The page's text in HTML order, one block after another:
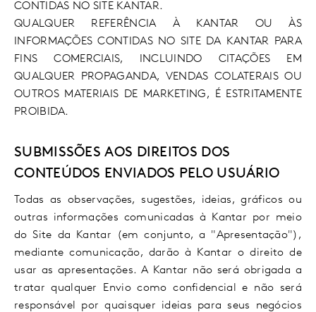
CONTIDAS NO SITE KANTAR.
QUALQUER REFERÊNCIA À KANTAR OU ÀS
INFORMAÇÕES CONTIDAS NO SITE DA KANTAR PARA
FINS COMERCIAIS, INCLUINDO CITAÇÕES EM
QUALQUER PROPAGANDA, VENDAS COLATERAIS OU
OUTROS MATERIAIS DE MARKETING, É ESTRITAMENTE
PROIBIDA.
SUBMISSÕES AOS DIREITOS DOS
CONTEÚDOS ENVIADOS PELO USUÁRIO
Todas as observações, sugestões, ideias, gráficos ou
outras informações comunicadas à Kantar por meio
do Site da Kantar (em conjunto, a "Apresentação"),
mediante comunicação, darão à Kantar o direito de
usar as apresentações. A Kantar não será obrigada a
tratar qualquer Envio como confidencial e não será
responsável por quaisquer ideias para seus negócios